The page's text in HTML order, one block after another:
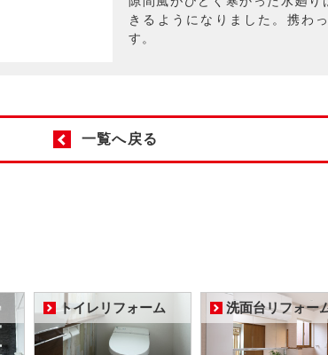
きるようになりました。携わ
す。
一覧へ戻る
トイレリフォーム 洗面台リフォー